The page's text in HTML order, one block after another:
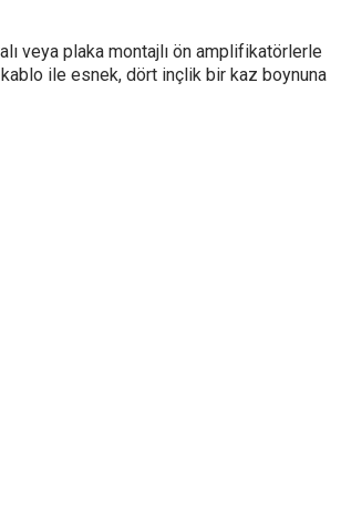
veya plaka montajlı ön amplifikatörlerle
ile esnek, dört inçlik bir kaz boynuna